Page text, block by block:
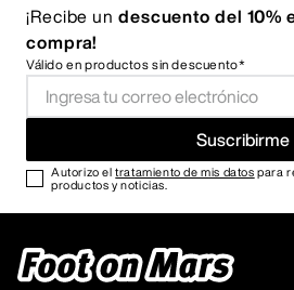
¡Recibe un descuento del 10%
compra!
Válido en productos sin descuento*
Suscribirme
Autorizo eltratamiento de mis datos para
productos y noticias.